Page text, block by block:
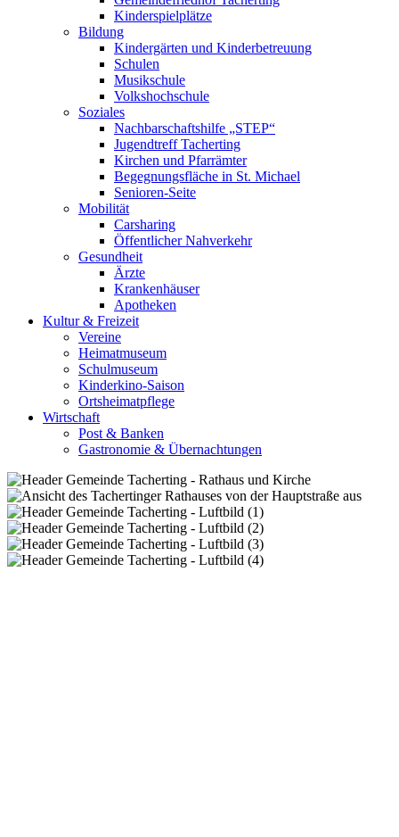
Kinderspielplätze
Bildung
Kindergärten und Kinderbetreuung
Schulen
Musikschule
Volkshochschule
Soziales
Nachbarschaftshilfe „STEP“
Jugendtreff Tacherting
Kirchen und Pfarrämter
Begegnungsfläche in St. Michael
Senioren-Seite
Mobilität
Carsharing
Öffentlicher Nahverkehr
Gesundheit
Ärzte
Krankenhäuser
Apotheken
Kultur & Freizeit
Vereine
Heimatmuseum
Schulmuseum
Kinderkino-Saison
Ortsheimatpflege
Wirtschaft
Post & Banken
Gastronomie & Übernachtungen